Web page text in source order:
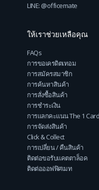
LINE: @officemate
ให้เราช่วยเหลือคุณ
FAQs
การขอเครดิตเทอม
การสมัครสมาชิก
การค้นหาสินค้า
การสั่งซื้อสินค้า
การชำระเงิน
การแลกคะแนน The 1 Card
การจัดส่งสินค้า
Click & Collect
การเปลี่ยน / คืนสินค้า
ติดต่อขอรับแคตตาล็อค
ติดต่อออฟฟิศเมท